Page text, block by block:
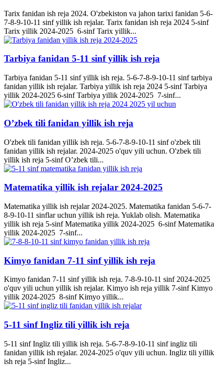
Tarix fanidan ish reja 2024. O'zbekiston va jahon tarixi fanidan 5-6-
7-8-9-10-11 sinf yillik ish rejalar. Tarix fanidan ish reja 2024 5-sinf
Tarix yillik 2024-2025 6-sinf Tarix yillik...
Tarbiya fanidan 5-11 sinf yillik ish reja
Tarbiya fanidan 5-11 sinf yillik ish reja. 5-6-7-8-9-10-11 sinf tarbiya
fanidan yillik ish rejalar. Tarbiya yillik ish reja 2024 5-sinf Tarbiya
yillik 2024-2025 6-sinf Tarbiya yillik 2024-2025 7-sinf...
O’zbek tili fanidan yillik ish reja
O'zbek tili fanidan yillik ish reja. 5-6-7-8-9-10-11 sinf o'zbek tili
fanidan yillik ish rejalar. 2024-2025 o'quv yili uchun. O'zbek tili
yillik ish reja 5-sinf O’zbek tili...
Matematika yillik ish rejalar 2024-2025
Matematika yillik ish rejalar 2024-2025. Matematika fanidan 5-6-7-
8-9-10-11 sinflar uchun yillik ish reja. Yuklab olish. Matematika
yillik ish reja 5-sinf Matematika yillik 2024-2025 6-sinf Matematika
yillik 2024-2025 7-sinf...
Kimyo fanidan 7-11 sinf yillik ish reja
Kimyo fanidan 7-11 sinf yillik ish reja. 7-8-9-10-11 sinf 2024-2025
o'quv yili uchun yillik ish rejalar. Kimyo ish reja yillik 7-sinf Kimyo
yillik 2024-2025 8-sinf Kimyo yillik...
5-11 sinf Ingliz tili yillik ish reja
5-11 sinf Ingliz tili yillik ish reja. 5-6-7-8-9-10-11 sinf ingliz tili
fanidan yillik ish rejalar. 2024-2025 o'quv yili uchun. Ingliz tili yillik
ish reja 5-sinf Ingliz...